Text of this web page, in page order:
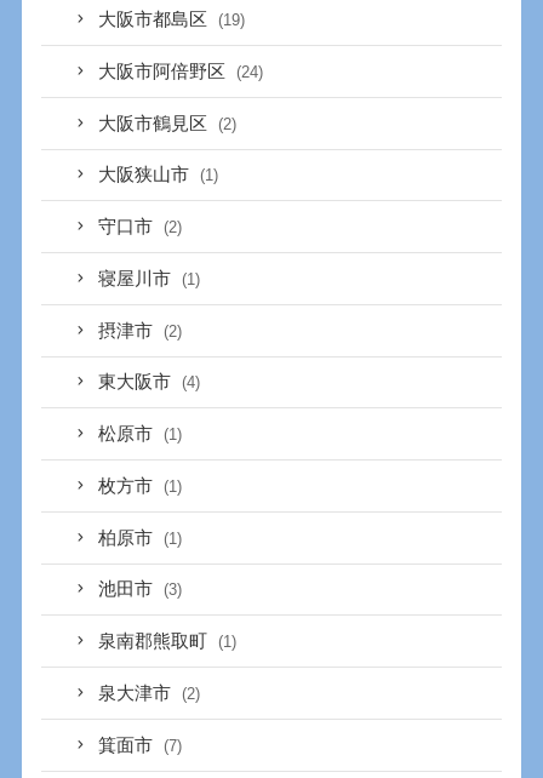
大阪市都島区 (19)
大阪市阿倍野区 (24)
大阪市鶴見区 (2)
大阪狭山市 (1)
守口市 (2)
寝屋川市 (1)
摂津市 (2)
東大阪市 (4)
松原市 (1)
枚方市 (1)
柏原市 (1)
池田市 (3)
泉南郡熊取町 (1)
泉大津市 (2)
箕面市 (7)